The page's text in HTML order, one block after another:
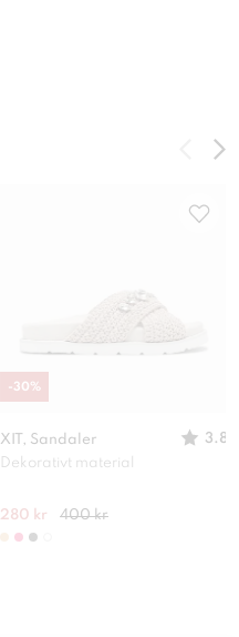
XIT, Sandaler
3.8
Dekorativt material
280 kr 400 kr
-30%